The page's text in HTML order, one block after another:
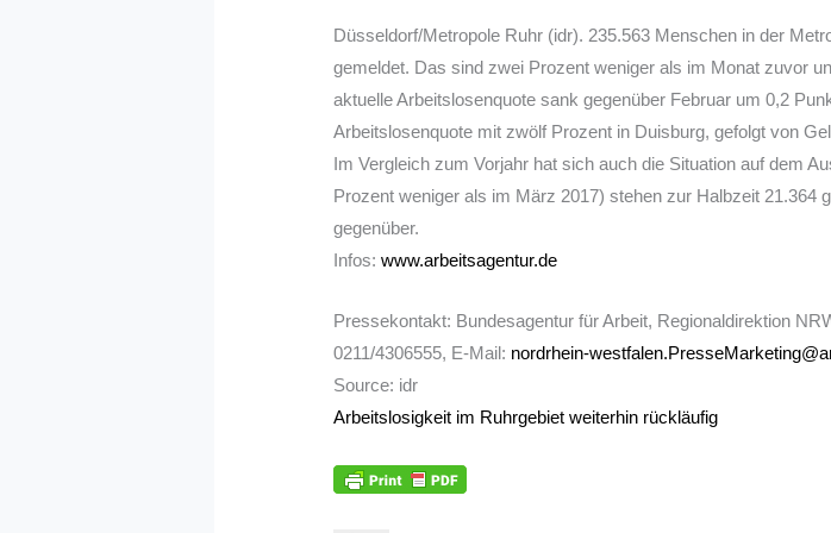
Düsseldorf/Metropole Ruhr (idr). 235.563 Menschen in der
gemeldet. Das sind zwei Prozent weniger als im Monat zuvor
aktuelle Arbeitslosenquote sank gegenüber Februar um 0,2
Arbeitslosenquote mit zwölf Prozent in Duisburg, gefolgt von
Im Vergleich zum Vorjahr hat sich auch die Situation auf dem
Prozent weniger als im März 2017) stehen zur Halbzeit 21.364
gegenüber.
Infos:www.arbeitsagentur.de
Pressekontakt: Bundesagentur für Arbeit, Regionaldirektion
0211/4306555, E-Mail: nordrhein-
Source: idr
Arbeitslosigkeit im Ruhrgebiet weiterhin rückläufig